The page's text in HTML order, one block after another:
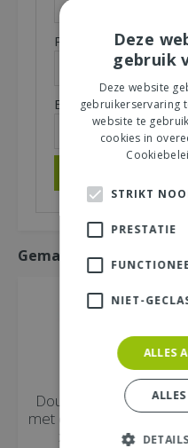
Plaats (zichtbaar op
E-mailadres (niet
Gemakkelijk mee
Douglas Zandbak Roy
met deksel/zitbank 120
x 120 x 30 cm.
Deze
gebruik
Deze website
gebruikerservaring
website te
cookies in
STRIKT
PRESTATIE
NIET-
ALLES